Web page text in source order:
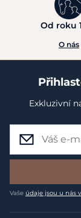
Od roku
O nás
Exkluzivní
Vaše údaje jsou u nás